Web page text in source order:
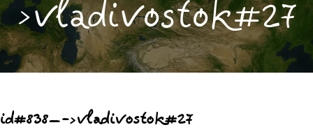
>vladivostok#27
id#838—->vladivostok#27